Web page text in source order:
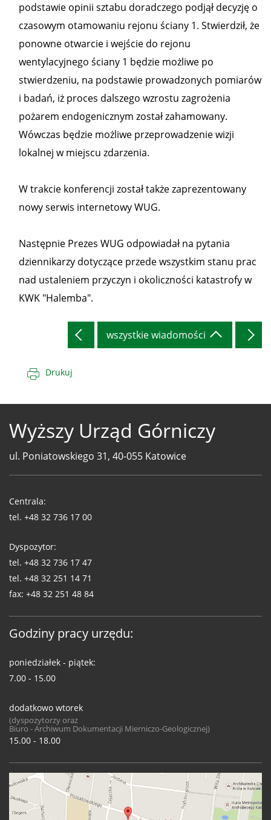
podstawie opinii sztabu doradczego podjął decyzję o
czasowym otamowaniu rejonu ściany 1. Stwierdził, że
ponowne otwarcie i wejście do rejonu
wentylacyjnego ściany 1 będzie możliwe po
stwierdzeniu, na podstawie prowadzonych pomiarów
i badań, iż proces dalszego wzrostu zagrożenia
pożarem endogenicznym został zahamowany.
Wówczas będzie możliwe przeprowadzenie wizji
lokalnej w miejscu zdarzenia.
W trakcie konferencji został także zaprezentowany
nowy serwis internetowy WUG.
Następnie Prezes WUG odpowiadał na pytania
dziennikarzy dotyczące przede wszystkim stanu prac
nad ustaleniem przyczyn i okoliczności katastrofy w
KWK "Halemba".
wszystkie wiadomości
Drukuj
Wyższy Urząd Górniczy
ul. Poniatowskiego 31, 40-055 Katowice
WUG
Centrala:
tel. +48 32 736 17 00
Dyspozytor:
tel. +48 32 736 17 47
tel. +48 32 251 14 71
fax: +48 32 251 48 84
Godziny pracy urzędu:
poniedziałek - piątek:
7.00 - 15.00
dodatkowo wtorek
(dyspozytorzy oraz
Biuro - Archiwum Dokumentacji Mierniczo-Geologicznej)
15.00 - 18.00